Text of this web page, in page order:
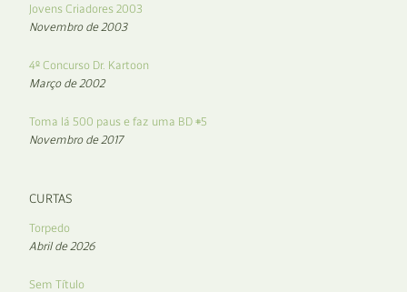
Jovens Criadores 2003
Novembro de 2003
4º Concurso Dr. Kartoon
Março de 2002
Toma lá 500 paus e faz uma BD #5
Novembro de 2017
CURTAS
Torpedo
Abril de 2026
Sem Título